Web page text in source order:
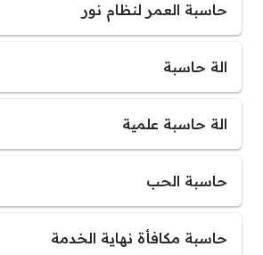
حاسبة العمر لنظام نور
الة حاسبة
الة حاسبة علمية
حاسبة الحب
حاسبة مكافأة نهاية الخدمة